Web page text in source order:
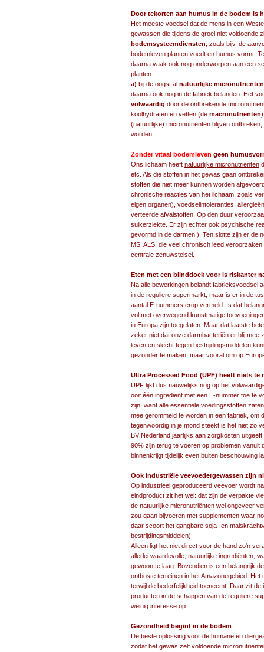
Door tekorten aan humus in de bodem is
Het meeste voedsel dat de mens in een
gewassen die tijdens de groei niet voldoende
bodemsysteemdiensten , zoals bijv. de
bodemleven planten voedt en humus vormt.
daarna vaak ook nog onderworpen aan een
planten
a) bij de oogst al natuurlijke micronutriënten
daarna ook nog in de fabriek belanden. Het
volwaardig door de ontbrekende
koolhydraten en vetten (de macronutriënten
(natuurlijke) micronutriënten blijven
worden.
Zonder vitaal bodemleven geen
Ons lichaam heeft natuurlijke micronutriënten
etc. Als die stoffen in het gewas gaan
stoffen die niet meer kunnen worden
chronische reacties van het lichaam, zoals
eigen organen), voedselintoleranties,
verteerde afvalstoffen. Op den duur
suikerziekte. Er zijn echter ook psychische
gevormd in de darmen!). Ten slotte zijn er de
MS, ALS, die veel chronisch leed
centrale zenuwstelsel.
Eten met een blinddoek vooris riskanter
Na alle bewerkingen belandt fabrieksvoedsel
in de reguliere supermarkt , maar is er in de
aantal E-nummers erop vermeld. Is dat
vol met overwegend kunstmatige
in Europa zijn toegelaten. Maar dat laatste
zeker niet dat onze darmbacteriën er blij mee
leven en slecht tegen bestrijdingsmiddelen
gezonder te maken, maar vooral om op
Ultra Processed Food (UPF) heeft niets te
UPF lijkt dus nauwelijks nog op het
ooit één ingrediënt met een E-nummer toe te
zijn, want alle essentiële voedingsstoffen
mee gerommeld te worden in een fabriek, om
tegenwoordig in je mond steekt is het niet zo
BV Nederland jaarlijks aan zorgkosten
90% zijn terug te voeren op problemen vanuit
binnenkrijgt tijdelijk even buiten beschouwing
Ook industriële veevoedergewassen zijn
Op industrieel geproduceerd veevoer wordt
eindproduct zit het wel: dat zijn de verpakte
de natuurlijke micronutriënten wel ongeveer
zou gaan bijvoeren met supplementen waar
daar scoort het gangbare soja- en
bestrijdingsmiddelen).
Alleen ligt het niet direct voor de hand zo'n
allerlei waardevolle, natuurlijke ingrediënten,
gewoon te laag. Bovendien is een belangrijk
ontboste terreinen in het Amazonegebied.
terwijl de bederfelijkheid toeneemt. Daar zit
producten in de schappen van de reguliere
weinig interesse op.
Gezondheid begint in de bodem
De beste oplossing voor de humane en
zodat het gewas zelf voldoende